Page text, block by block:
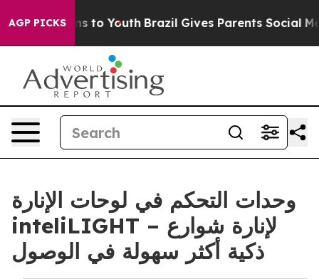
AGP PICKS
Harms to Youth Brazil Gives Parents Social Media
وحدات التحكم في لوحات الإنارة
inteliLIGHT – لإنارة شوارع
ذكية أكثر سهولة في الوصول